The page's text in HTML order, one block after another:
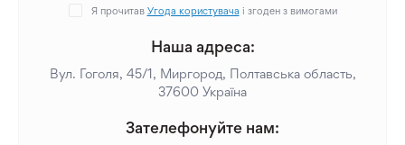
Я прочитав Угода користувача і згоден з вимогами
Наша адреса:
Вул. Гоголя, 45/1, Миргород, Полтавська область,
37600 Україна
Зателефонуйте нам: